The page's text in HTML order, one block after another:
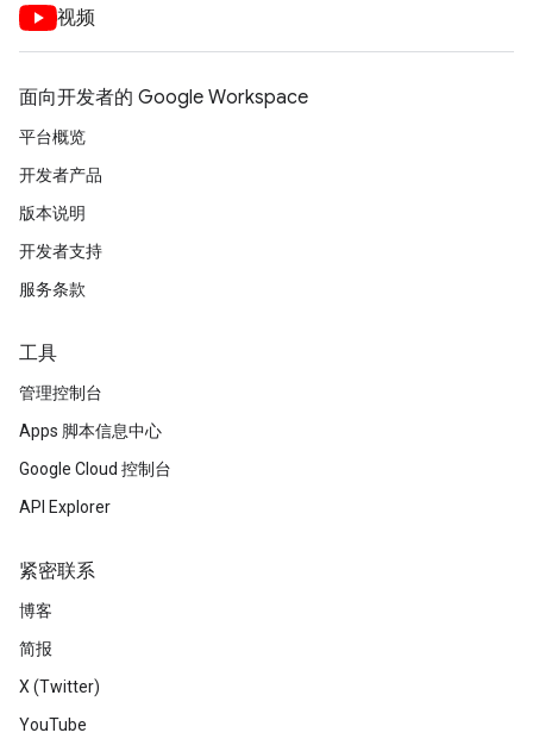
视频
面向开发者的 Google Workspace
平台概览
开发者产品
版本说明
开发者支持
服务条款
工具
管理控制台
Apps 脚本信息中心
Google Cloud 控制台
API Explorer
紧密联系
博客
简报
X (Twitter)
YouTube